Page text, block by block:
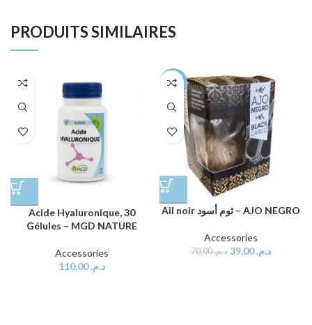
PRODUITS SIMILAIRES
Acide Hyaluronique, 30
Gélules – MGD NATURE
Accessories
د.م.110,00
-44%
Ail noir ثوم أسود – AJO NEGRO
Accessories
د.م.70,00 د.م.39,00